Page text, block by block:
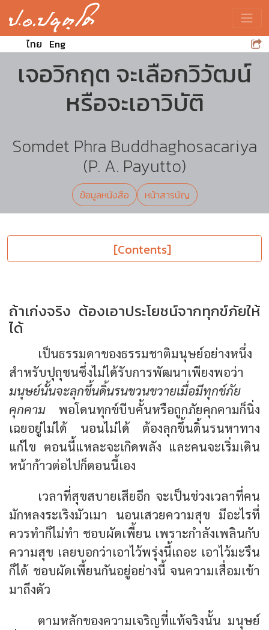
ไทย Eng
เจอวิกฤต จะเลือกวิวัฒน์
หรือจะเอาวิบัติ
Somdet Phra Buddhaghosacariya
(P. A. Payutto)
ข้อมูลหนังสือ หน้าสารบัญ
[Contents]
ถ้าเก่งจริง ต้องเอาประโยชน์จากทุกข์ภัยให้
ได้
เป็นธรรมดาของธรรมชาติมนุษย์อย่างหนึ่ง
สำหรับปุถุชนซึ่งไม่ได้รับการพัฒนาเพียงพอว่า
มนุษย์นั้นจะลุกขึ้นดิ้นรนขวนขวายเมื่อมีทุกข์ภัย
คุกคาม พอโดนทุกข์บีบคั้นหรือถูกภัยคุกคามก็นิ่ง
เฉยอยู่ไม่ได้ นอนไม่ได้ ต้องลุกขึ้นดิ้นรนหาทาง
แก้ไข ตอนนี้แหละจะเกิดพลัง และคนจะเริ่มเดิน
หน้าก้าวต่อไปก็ตอนนี้เอง
เวลาที่สุขสบายเสียอีก จะเป็นช่วงเวลาที่คน
มักหลงระเริงมัวเมา นอนเสวยความสุข มีอะไรที่
ควรทำก็ไม่ทำ ชอบผัดเพี้ยน เพราะกำลังเพลินกับ
ความสุข เลยบอกว่าเอาไว้พรุ่งนี้เถอะ เอาไว้มะรืน
ก็ได้ ชอบผัดเพี้ยนกันอยู่อย่างนี้ จนความเสื่อมเข้า
มาถึงตัว
ตามหลักของความเจริญที่แท้จริงนั้น มนุษย์